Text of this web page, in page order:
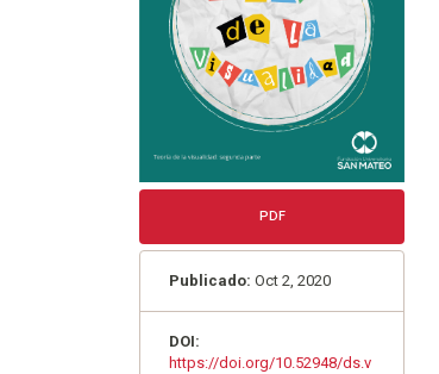
PDF
Publicado: Oct 2, 2020
DOI:
https://doi.org/10.52948/ds.v